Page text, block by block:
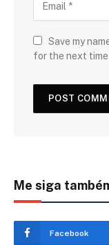
Save my
for the next time
Me siga
Facebook